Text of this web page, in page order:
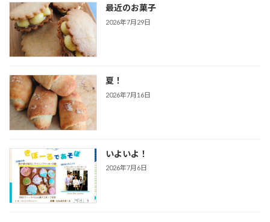
最近のお菓子
2026年7月29日
夏！
2026年7月16日
いよいよ！
2026年7月6日